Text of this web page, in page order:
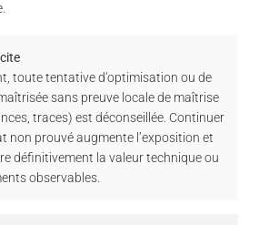
toute tentative d’optimisation ou de
sans preuve locale de maîtrise
traces) est déconseillée. Continuer
non prouvé augmente l’exposition et
définitivement la valeur technique ou
observables.